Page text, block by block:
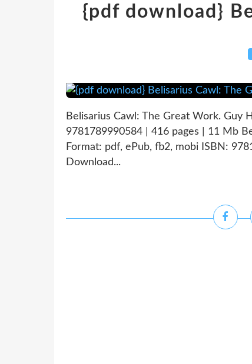
{pdf download}
Belisarius Cawl: The Great Work. Guy
9781789990584 | 416 pages | 11 Mb
Format: pdf, ePub, fb2, mobi ISBN:
Download...